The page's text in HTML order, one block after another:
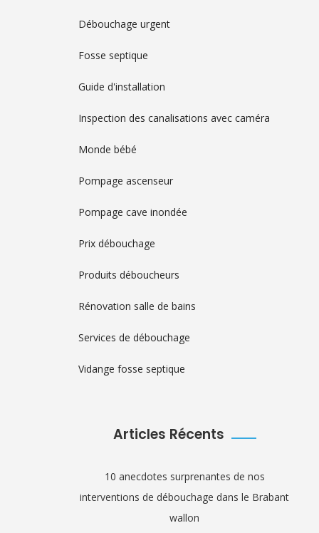
Débouchage urgent
Fosse septique
Guide d'installation
Inspection des canalisations avec caméra
Monde bébé
Pompage ascenseur
Pompage cave inondée
Prix débouchage
Produits déboucheurs
Rénovation salle de bains
Services de débouchage
Vidange fosse septique
Articles Récents
10 anecdotes surprenantes de nos
interventions de débouchage dans le Brabant
wallon